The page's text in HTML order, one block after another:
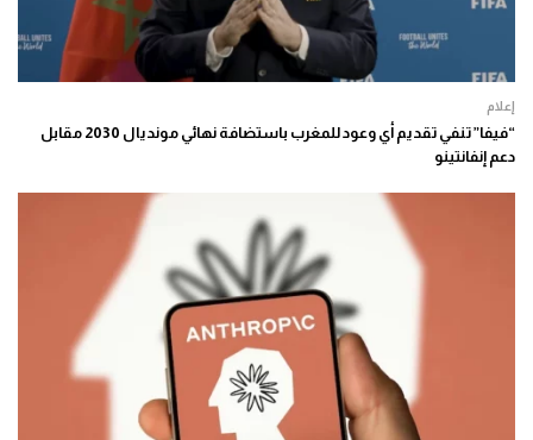
إعلام
“فيفا” تنفي تقديم أي وعود للمغرب باستضافة نهائي مونديال 2030 مقابل
دعم إنفانتينو